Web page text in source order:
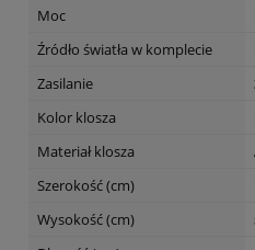
Moc
Źródło światła w komplecie
Zasilanie
Kolor klosza
Materiał klosza
Szerokość (cm)
Wysokość (cm)